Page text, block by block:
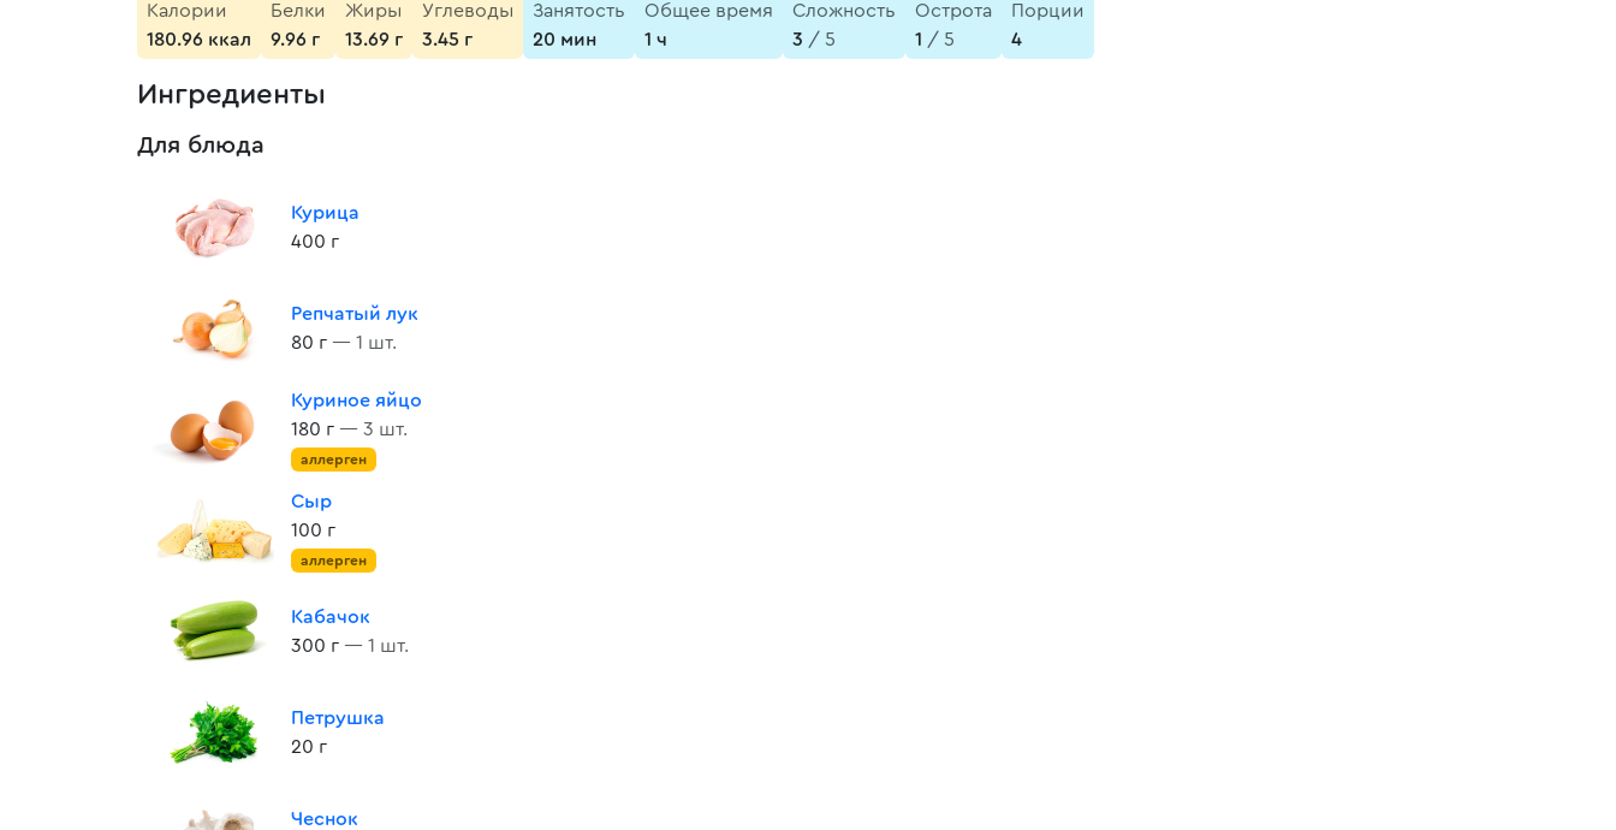
Калории
180.96 ккал
Белки
9.96 г
Жиры
13.69 г
Углеводы
3.45 г
Занятость
20 мин
Общее время
1 ч
Сложность
3 / 5
Острота
1 / 5
Порции
4
Ингредиенты
Для блюда
Курица
400 г
Репчатый лук
80 г — 1 шт.
Куриное яйцо
180 г — 3 шт.
аллерген
Сыр
100 г
аллерген
Кабачок
300 г — 1 шт.
Петрушка
20 г
Чеснок